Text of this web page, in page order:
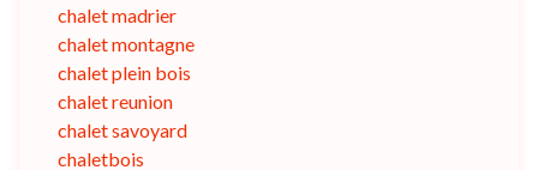
chalet madrier
chalet montagne
chalet plein bois
chalet reunion
chalet savoyard
chaletbois